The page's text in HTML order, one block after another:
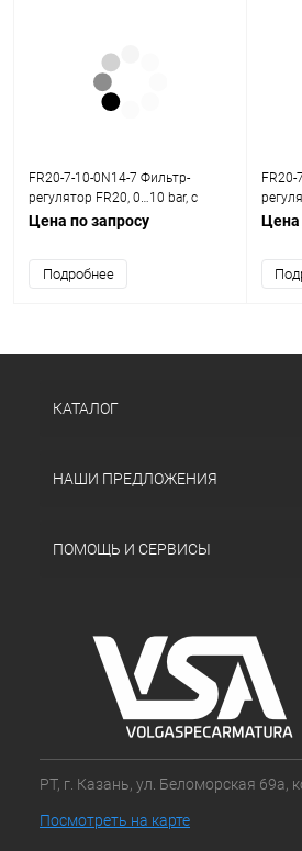
FR20-7-10-0N14-7 Фильтр-
регулятор FR20, 0…10 bar, с
манометром
Цена по запросу
Подробнее
FR20-
Цена
КАТАЛОГ
НАШИ ПРЕДЛОЖЕНИЯ
ПОМОЩЬ И СЕРВИСЫ
РТ, г. Казань, ул. Беломорская 69а,
Посмотреть на карте